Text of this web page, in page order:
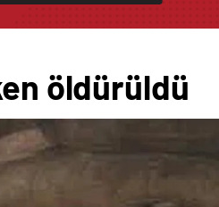
öldürüldü